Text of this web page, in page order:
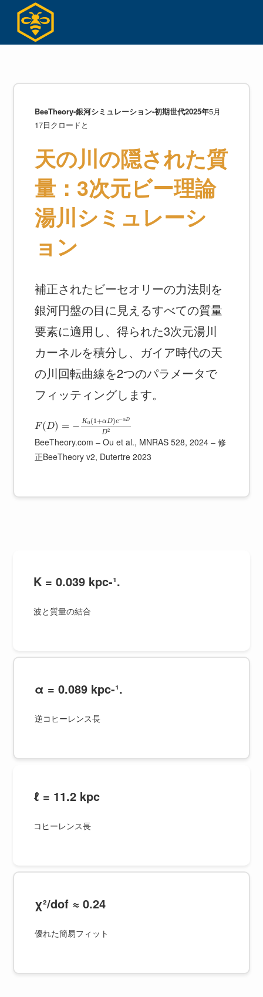
BeeTheory-銀河シミュレーション-初期世代2025年5月
17日クロードと
天の川の隠された質
量：3次元ビー理論
湯川シミュレーシ
ョン
補正されたビーセオリーの力法則を
銀河円盤の目に見えるすべての質量
要素に適用し、得られた3次元湯川
カーネルを積分し、ガイア時代の天
の川回転曲線を2つのパラメータで
フィッティングします。
F(D) = − K0 (1+αD)e−αD
D2
BeeTheory.com – Ou et al., MNRAS 528, 2024 – 修
正BeeTheory v2, Dutertre 2023
K = 0.039 kpc-¹.
波と質量の結合
α = 0.089 kpc-¹.
逆コヒーレンス長
ℓ = 11.2 kpc
コヒーレンス長
χ²/dof ≈ 0.24
優れた簡易フィット